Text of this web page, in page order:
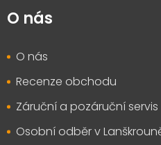
O nás
O nás
Recenze obchodu
Záruční a pozáruční servis
Osobní odběr v